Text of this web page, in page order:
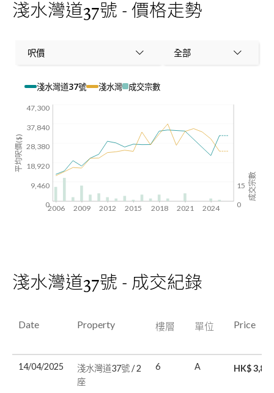
淺水灣道37號 - 價格走勢
呎價 全部
淺水灣道37號 淺水灣 成交宗數
15
0
2006 2009 2012 2015 2018 2021 2024
成交宗數
47,300
37,840
28,380
18,920
9,460
0
平均呎價($)
淺水灣道37號 - 成交紀錄
Date Property 樓層 單位 Price
14/04/2025
淺水灣道37號 / 2
座
6 A HK$